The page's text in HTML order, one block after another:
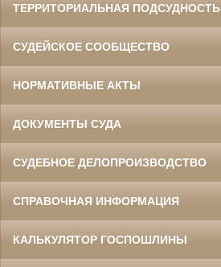
ТЕРРИТОРИАЛЬНАЯ ПОДСУДНОСТЬ
СУДЕЙСКОЕ СООБЩЕСТВО
НОРМАТИВНЫЕ АКТЫ
ДОКУМЕНТЫ СУДА
СУДЕБНОЕ ДЕЛОПРОИЗВОДСТВО
СПРАВОЧНАЯ ИНФОРМАЦИЯ
КАЛЬКУЛЯТОР ГОСПОШЛИНЫ